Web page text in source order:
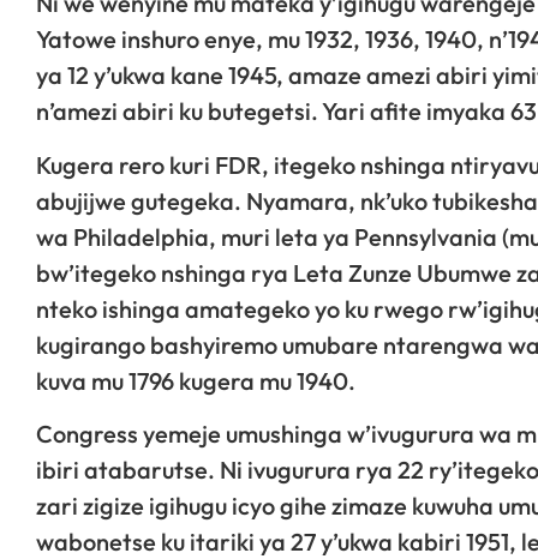
Yatowe inshuro enye, mu 1932, 1936, 1940,
ya 12 y’ukwa kane 1945, amaze amezi abiri
n’amezi abiri ku butegetsi. Yari afite imyaka 63
Kugera rero kuri FDR, itegeko nshinga
abujijwe gutegeka. Nyamara, nk’uko
wa Philadelphia, muri leta ya Pennsylvania
bw’itegeko nshinga rya Leta Zunze Ubumwe
nteko ishinga amategeko yo ku rwego
kugirango bashyiremo umubare ntarengwa
kuva mu 1796 kugera mu 1940.
Congress yemeje umushinga w’ivugurura wa
ibiri atabarutse. Ni ivugurura rya 22
zari zigize igihugu icyo gihe zimaze kuwuha
wabonetse ku itariki ya 27 y’ukwa kabiri